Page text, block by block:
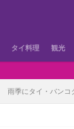
タイ料理 観光
雨季にタイ・バンコ